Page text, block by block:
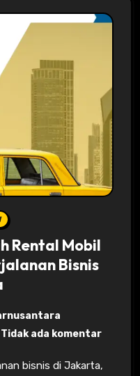
Rental Mobil
Bisnis
Tidak ada komentar